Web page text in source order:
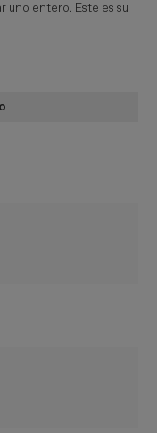
uno entero. Este es su